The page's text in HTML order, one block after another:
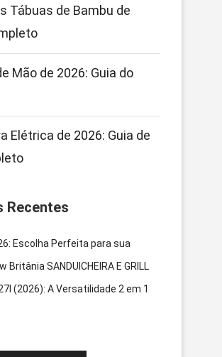
Tábuas de Bambu de
Mão de 2026: Guia do
Elétrica de 2026: Guia de
Recentes
Escolha Perfeita para sua
Britânia SANDUICHEIRA E GRILL
(2026): A Versatilidade 2 em 1